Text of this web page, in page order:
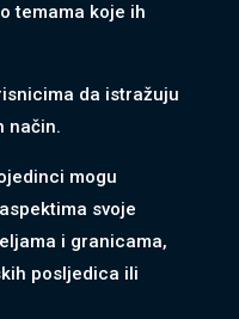
temama koje ih
da istražuju
način.
mogu
svoje
i granicama,
posljedica ili